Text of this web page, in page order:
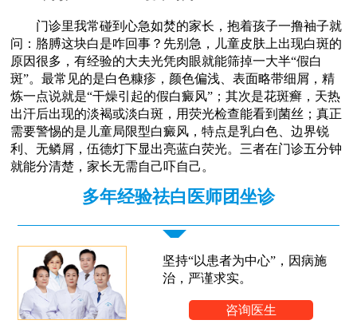
门诊里我常碰到心急如焚的家长，抱着孩子一撸袖子就
问：胳膊这块白是咋回事？先别急，儿童皮肤上出现白斑的
原因很多，有经验的大夫光凭肉眼就能筛掉一大半“假白
斑”。最常见的是白色糠疹，颜色偏浅、表面略带细屑，精
炼一点说就是“干燥引起的假白癜风”；其次是花斑癣，天热
出汗后出现的淡褐或淡白斑，用荧光检查能看到菌丝；真正
需要警惕的是儿童局限型白癜风，特点是乳白色、边界锐
利、无鳞屑，伍德灯下显出亮蓝白荧光。三者在门诊五分钟
就能分清楚，家长无需自己吓自己。
多年经验祛白医师团坐诊
坚持“以患者为中心”，因病施
治，严谨求实。
咨询医生